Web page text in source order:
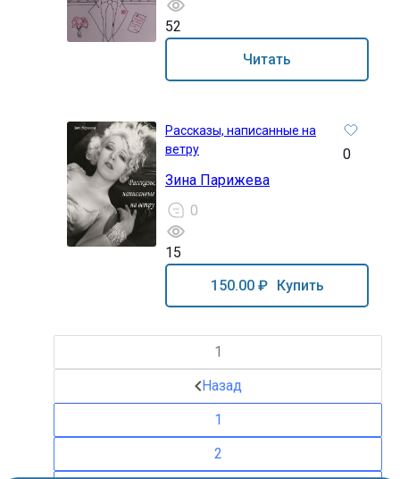
52
Читать
Рассказы, написанные на
ветру
0
Зина Парижева
0
15
150.00 ₽
Купить
1
Назад
1
2